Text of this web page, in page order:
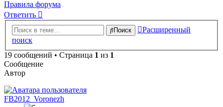
Правила форума
Ответить
Поиск
Расширенный
поиск
19 сообщений • Страница 1 из 1
Сообщение
Автор
FB2012_Voronezh